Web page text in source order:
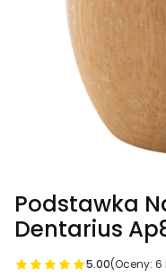
Podstawka
Dentarius
5.00(Oceny: 6